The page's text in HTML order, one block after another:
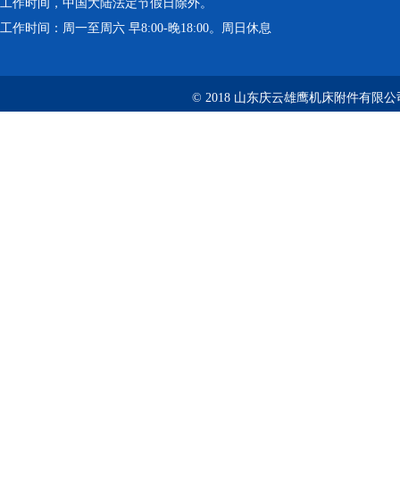
工作时间，中国大陆法定节假日除外。
工作时间：周一至周六 早8:00-晚18:00。周日休息
© 2018 山东庆云雄鹰机床附件有限